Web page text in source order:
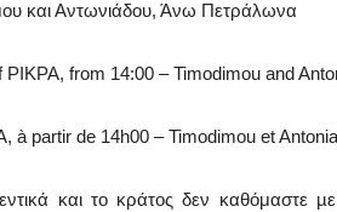
και Αντωνιάδου, Άνω Πετράλωνα
from 14:00 – Timodimou and
à partir de 14h00 – Timodimou et
και το κράτος δεν καθόμαστε